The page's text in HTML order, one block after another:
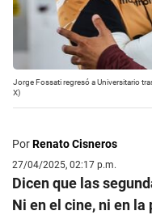
Jorge Fossati regresó a Universitario
X)
PorRenato Cisneros
27/04/2025, 02:17 p.m.
Dicen que las
Ni en el cine, ni en la